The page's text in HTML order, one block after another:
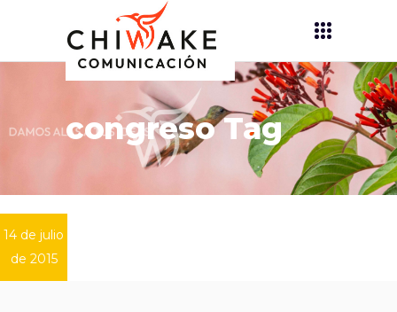
congreso Tag
14 de julio
de 2015